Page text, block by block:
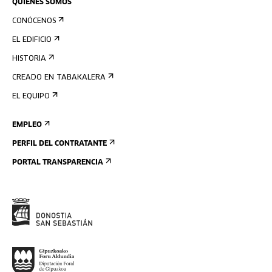
QUIÉNES SOMOS
CONÓCENOS
EL EDIFICIO
HISTORIA
CREADO EN TABAKALERA
EL EQUIPO
EMPLEO
PERFIL DEL CONTRATANTE
PORTAL TRANSPARENCIA